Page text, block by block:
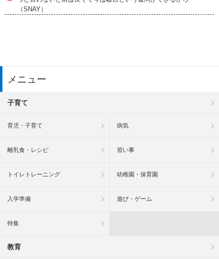
（SNAY）
メニュー
子育て
育児・子育て 病気
離乳食・レシピ 習い事
トイレトレーニング 幼稚園・保育園
入学準備 遊び・ゲーム
特集
教育